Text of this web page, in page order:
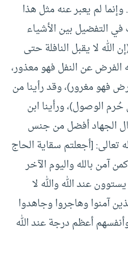
لم يعبر عنه مثل هذا
في التفضيل بين الأشياء
الله لا يقبل النافلة حتى
الفرض عن النفل فهو معذور،
فهو مغرور)، وقد رأينا من
الوصول)، ورأينا ابن
الجهاد أفضل من جنس
تعالى: [أجعلتم سقاية الحاج
آمن بالله واليوم الآخر
عند الله والله لا
آمنوا وهاجروا وجاهدوا
أعظم درجة عند الله